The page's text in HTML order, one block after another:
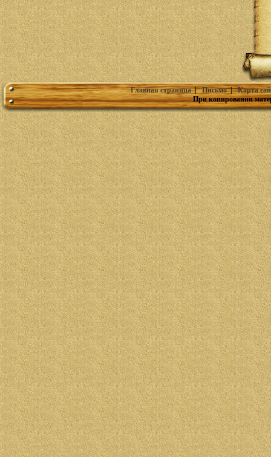
Главная страница|Письмо|Карта
При копировании